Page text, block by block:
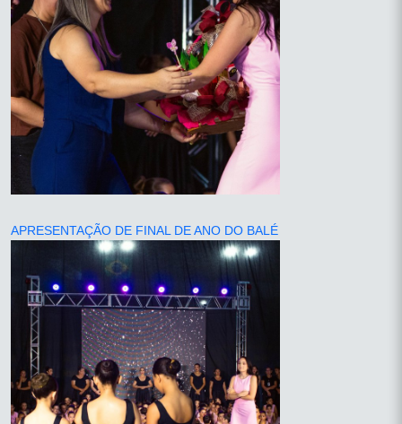
APRESENTAÇÃO DE FINAL DE ANO DO BALÉ